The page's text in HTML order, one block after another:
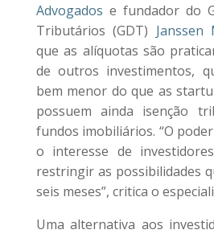
Advogados e fundador do
Tributários (GDT) Janssen
que as alíquotas são
de outros investimentos,
bem menor do que as
possuem ainda isenção
fundos imobiliários. “O
o interesse de
restringir as possibilidades
seis meses”, critica o
Uma alternativa aos